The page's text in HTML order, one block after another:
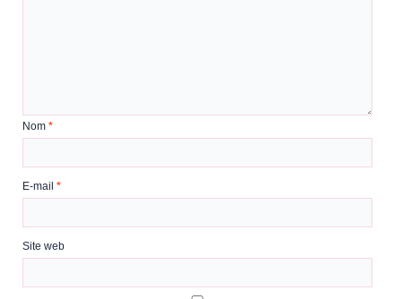
Nom*
E-mail*
Site web